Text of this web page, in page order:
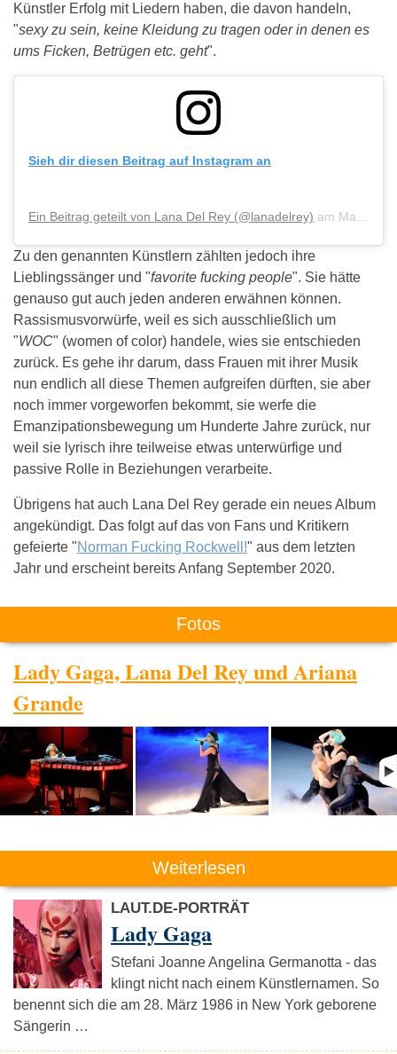
Künstler Erfolg mit Liedern haben, die davon handeln,
"sexy zu sein, keine Kleidung zu tragen oder in denen es
ums Ficken, Betrügen etc. geht".
Sieh dir diesen Beitrag auf Instagram an
Ein Beitrag geteilt von Lana Del Rey (@lanadelrey) am Mai 21, 2020 um 12:26 PDT
Zu den genannten Künstlern zählten jedoch ihre
Lieblingssänger und "favorite fucking people". Sie hätte
genauso gut auch jeden anderen erwähnen können.
Rassismusvorwürfe, weil es sich ausschließlich um
"WOC" (women of color) handele, wies sie entschieden
zurück. Es gehe ihr darum, dass Frauen mit ihrer Musik
nun endlich all diese Themen aufgreifen dürften, sie aber
noch immer vorgeworfen bekommt, sie werfe die
Emanzipationsbewegung um Hunderte Jahre zurück, nur
weil sie lyrisch ihre teilweise etwas unterwürfige und
passive Rolle in Beziehungen verarbeite.
Übrigens hat auch Lana Del Rey gerade ein neues Album
angekündigt. Das folgt auf das von Fans und Kritikern
gefeierte "Norman Fucking Rockwell!" aus dem letzten
Jahr und erscheint bereits Anfang September 2020.
Fotos
Lady Gaga, Lana Del Rey und Ariana
Grande
Weiterlesen
LAUT.DE-PORTRÄT
Lady Gaga
Stefani Joanne Angelina Germanotta - das
klingt nicht nach einem Künstlernamen. So
benennt sich die am 28. März 1986 in New York geborene
Sängerin …